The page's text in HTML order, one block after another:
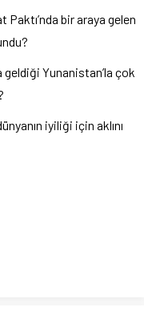
Paktı’nda bir araya gelen
geldiği Yunanistan’la çok
iyiliği için aklını